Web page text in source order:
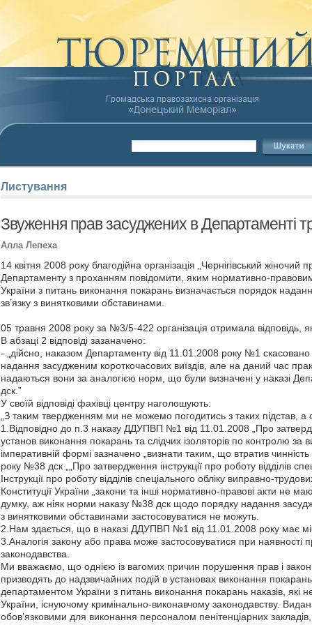
Листування
Звуження прав засуджених в Департаменті
Алла Лепеха
14 квітня 2008 року благодійна організація „Чернігівський
Департаменту з проханням повідомити, яким нормативно-
України з питань виконання покарань визначається порядок
зв’язку з винятковими обставинами.
05 травня 2008 року за №3/5-422 організація отримала відповідь,
В абзаці 2 відповіді зазаначено:
- „дійсно, наказом Департаменту від 11.01.2008 року №1
надання засудженим короткочасових виїздів, але на даний час
надаються вони за аналогією норм, що були визначені у наказі
дск.”
У своїй відповіді фахівці центру наголошують:
„З таким твердженням ми не можемо погодитись з таких підстав, а
1.Відповідно до п.3 наказу ДДУПВП №1 від 11.01.2008 „Про
установ виконання покарань та слідчих ізоляторів по контролю за
імперативній формі зазначено „визнати таким, що втратив
року №38 дск „„Про затвердження інструкції про роботу відділів
Інструкції про роботу відділів спеціального обліку виправно-
Конституції України „закони та інші нормативно-правові акти не
думку, аж ніяк норми наказу №38 дск щодо порядку надання
з винятковими обставинами застосовуватися не можуть.
2.Нам здається, що в наказі ДДУПВП №1 від 11.01.2008 року має
3.Аналогія закону або права може застосовуватися при наявності
законодавства.
Ми вважаємо, що однією із вагомих причин порушення прав і
призводять до надзвичайних подій в установах виконання
департаментом України з питань виконання покарань наказів, які
України, існуючому кримінально-виконавчому законодавству.
обов’язковими для виконання персоналом пенітенціарних